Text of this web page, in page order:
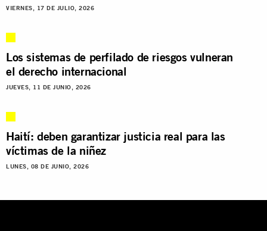
VIERNES, 17 DE JULIO, 2026
Los sistemas de perfilado de riesgos vulneran
el derecho internacional
JUEVES, 11 DE JUNIO, 2026
Haití: deben garantizar justicia real para las
víctimas de la niñez
LUNES, 08 DE JUNIO, 2026